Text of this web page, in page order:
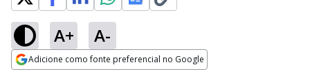
A+ A-
Adicione como fonte preferencial no Google